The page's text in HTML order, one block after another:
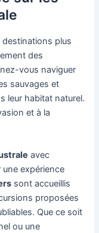
destinations plus
des
vous naviguer
sauvages et
leur habitat naturel.
et à la
avec
expérience
sont accueillis
proposées
Que ce soit
ou une